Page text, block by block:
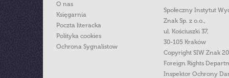
O nas
Księgarnia
Poczta literacka
Polityka cookies
Ochrona Sygnalistow
Społeczny Instytut
Znak Sp. z o.o.,
ul. Kościuszki 37,
30-105 Kraków
Copyright SIW Znak
Foreign Rights
Inspektor Ochrony